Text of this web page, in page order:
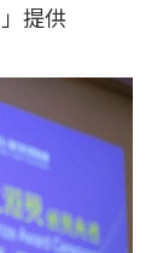
」提供